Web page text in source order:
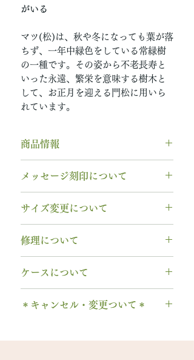
がいる
マツ(松)は、秋や冬になっても葉が落
ちず、一年中緑色をしている常緑樹
の一種です。その姿から不老長寿と
いった永遠、繁栄を意味する樹木と
して、お正月を迎える門松に用いら
れています。
商品情報
類の木をハーフ＆ハーフ
木種：屋久杉& 松（マツ）
素材：SV925（シルバー925）
幅 ： 3.0mm
納期： 3〜4週間
※お急ぎの場合は事前にご相談く
メッセージ刻印について
フォント：ブロック体
以下の組み合わせが可能です。
A～Z 英字 大文字のみ（※小文
字は不可です）
0～9 数字
. ドット
サイズ変更について
ません 。
お届け日より3週間以内であれば、
1回に限り無料にて新品交換いたし
ます。
修理について
で、専用のクロスをプレゼントし
******
ケースについて
料の装飾ケースのいずれかを選択
有料装飾ケースには、無料の装飾
＊キャンセル・変更ついて＊
や仕様の変更はできません。